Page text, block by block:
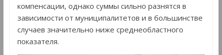
компенсации, однако суммы сильно разнятся в
зависимости от муниципалитетов и в большинстве
случаев значительно ниже среднеобластного
показателя.